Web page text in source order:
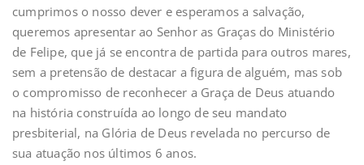
cumprimos o nosso dever e esperamos a salvação,
queremos apresentar ao Senhor as Graças do Ministério
de Felipe, que já se encontra de partida para outros mares,
sem a pretensão de destacar a figura de alguém, mas sob
o compromisso de reconhecer a Graça de Deus atuando
na história construída ao longo de seu mandato
presbiterial, na Glória de Deus revelada no percurso de
sua atuação nos últimos 6 anos.